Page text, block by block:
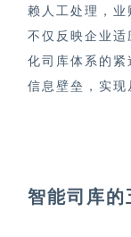
赖人工处理，
不仅反映企业
化司库体系的
信息壁垒，实现
智能司库的